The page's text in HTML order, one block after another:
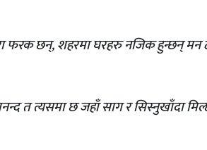
फरक छन्, शहरमा घरहरु नजिक हुन्छन् मन
त त्यसमा छ जहाँ साग र सिस्नुखाँदा